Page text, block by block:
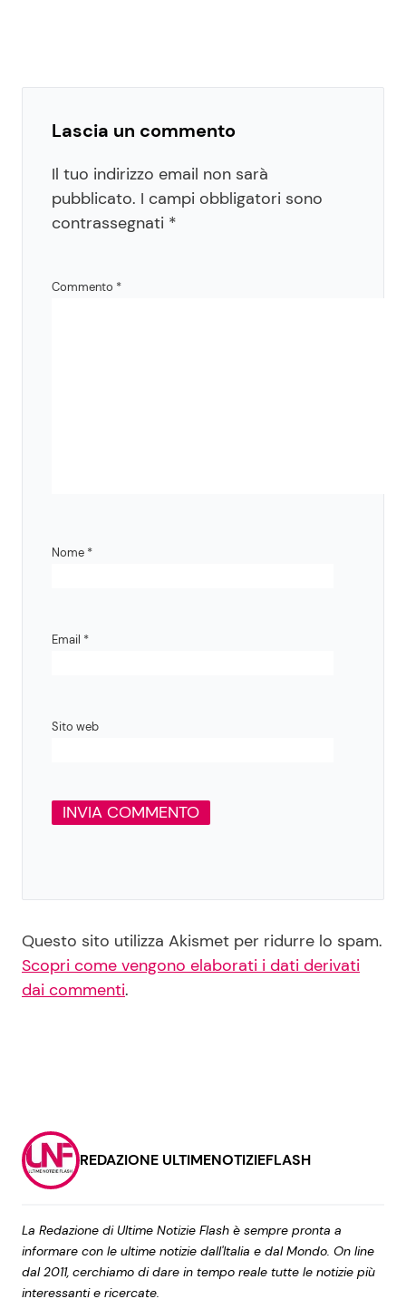
Lascia un commento
Il tuo indirizzo email non sarà
pubblicato. I campi obbligatori sono
contrassegnati *
Commento *
Nome *
Email *
Sito web
Questo sito utilizza Akismet per ridurre lo spam.
Scopri come vengono elaborati i dati derivati
dai commenti.
REDAZIONE ULTIMENOTIZIEFLASH
La Redazione di Ultime Notizie Flash è sempre pronta a
informare con le ultime notizie dall'Italia e dal Mondo. On line
dal 2011, cerchiamo di dare in tempo reale tutte le notizie più
interessanti e ricercate.